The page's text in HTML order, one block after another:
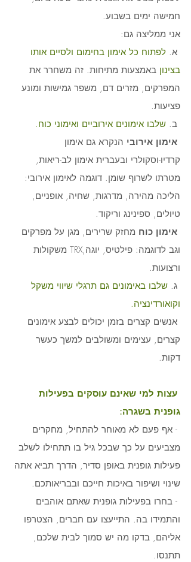
חמישה ימים בשבוע.
אני ממליצה גם:
לפתוח כל אימון בחימום ולסיים אותו
בצינון באמצעות מתיחות. זה משחרר את
המפרקים, מזרים דם, משפר גמישות ומונע
פציעות.
שלבו אימונים אירוביים ואימוני כוח.
הנקרא גם אימון
קרדיו-וסקולרי ובעברית אימון לב-ריאות,
מטרתו לשרוף שומן. דוגמה לאימון אירובי:
הליכה מהירה, מדרגות, שחיה, אופניים,
טיולים, ספינינג וריקוד.
אימון כוח מחזק שרירים, מגן על מפרקים
וגב לדוגמה: פילטיס, יוגה,TRX משקולות
ורצועות.
שלבו באימונים גם תרגלי שיווי משקל
וקואורדינציה.
אנשים קצרים בזמן יכולים לבצע אימונים
קצרים, עצימים ומשולבים למשך כעשר
דקות.
עצות למי שאינם עוסקים בפעילות
גופנית בשגרה:
- אף פעם לא מאוחר להתחיל, מחקרים
מצביעים על כך שבכל גיל בו תתחילו לשלב
פעילות גופנית באופן סדיר, הדרך תביא אתה
שינוי ושיפור באיכות חייכם ובבריאותכם.
- בחרו בפעילות גופנית שאתם אוהבים
והתמידו בה. התייעצו עם חברים, הצטרפו
אליהם, בדקו מה יש סמוך לבית שלכם,
תתנסו.